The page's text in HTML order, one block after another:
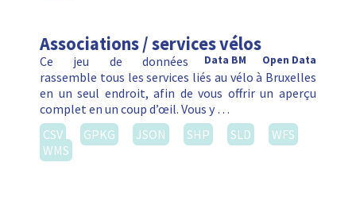
Associations / services vélos
Open Data
Data BM
Ce jeu de données
rassemble tous les services liés au vélo à Bruxelles
en un seul endroit, afin de vous offrir un aperçu
complet en un coup d’œil. Vous y …
CSV
GPKG JSON SHP SLD
WFS
WMS